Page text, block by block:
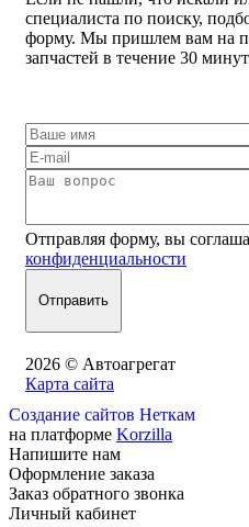
специалиста по поиску,
форму. Мы пришлем вам на
запчастей в течение 30
Отправляя форму, вы
конфиденциальности
2026 © Автоагрегат
Карта сайта
Создание сайтов Неткам
на платформе Korzilla
Напишите нам
Оформление заказа
Заказ обратного звонка
Личный кабинет